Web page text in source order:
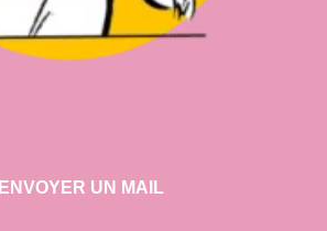
ENVOYER UN MAIL